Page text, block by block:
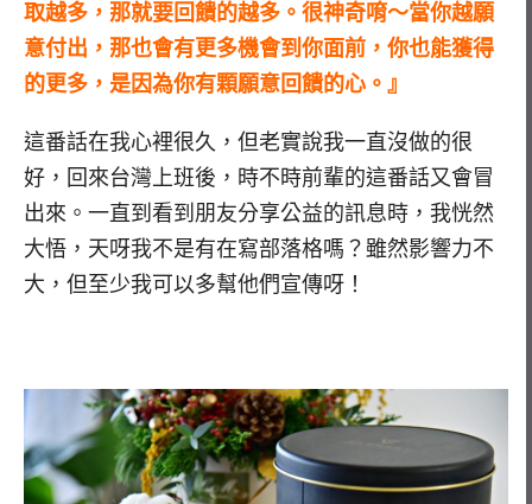
取越多，那就要回饋的越多。很神奇唷～當你越願
意付出，那也會有更多機會到你面前，你也能獲得
的更多，是因為你有顆願意回饋的心。』
這番話在我心裡很久，但老實說我一直沒做的很
好，回來台灣上班後，時不時前輩的這番話又會冒
出來。一直到看到朋友分享公益的訊息時，我恍然
大悟，天呀我不是有在寫部落格嗎？雖然影響力不
大，但至少我可以多幫他們宣傳呀！